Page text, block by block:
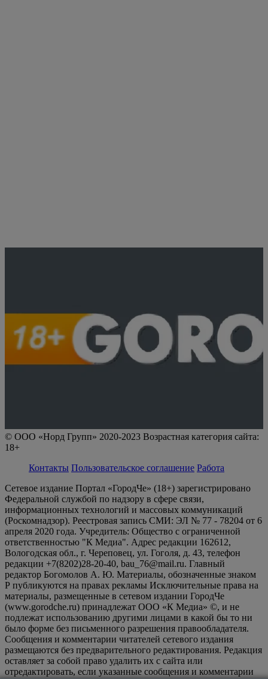
© ООО «Норд Групп» 2020-2023 Возрастная категория сайта:
18+
Контакты Пользовательское соглашение Работа
Сетевое издание Портал «ГородЧе» (18+) зарегистрировано
Федеральной службой по надзору в сфере связи,
информационных технологий и массовых коммуникаций
(Роскомнадзор). Реестровая запись СМИ: ЭЛ № 77 - 78204 от 6
апреля 2020 года. Учредитель: Общество с ограниченной
ответственностью "К Медиа". Адрес редакции 162612,
Вологодская обл., г. Череповец, ул. Гоголя, д. 43, телефон
редакции +7(8202)28-20-40, bau_76@mail.ru. Главный
редактор Богомолов А. Ю. Материалы, обозначенные знаком
Р публикуются на правах рекламы Исключительные права на
материалы, размещенные в сетевом издании ГородЧе
(www.gorodche.ru) принадлежат ООО «К Медиа» ©, и не
подлежат использованию другими лицами в какой бы то ни
было форме без письменного разрешения правообладателя.
Сообщения и комментарии читателей сетевого издания
размещаются без предварительного редактирования. Редакция
оставляет за собой право удалить их с сайта или
отредактировать, если указанные сообщения и комментарии